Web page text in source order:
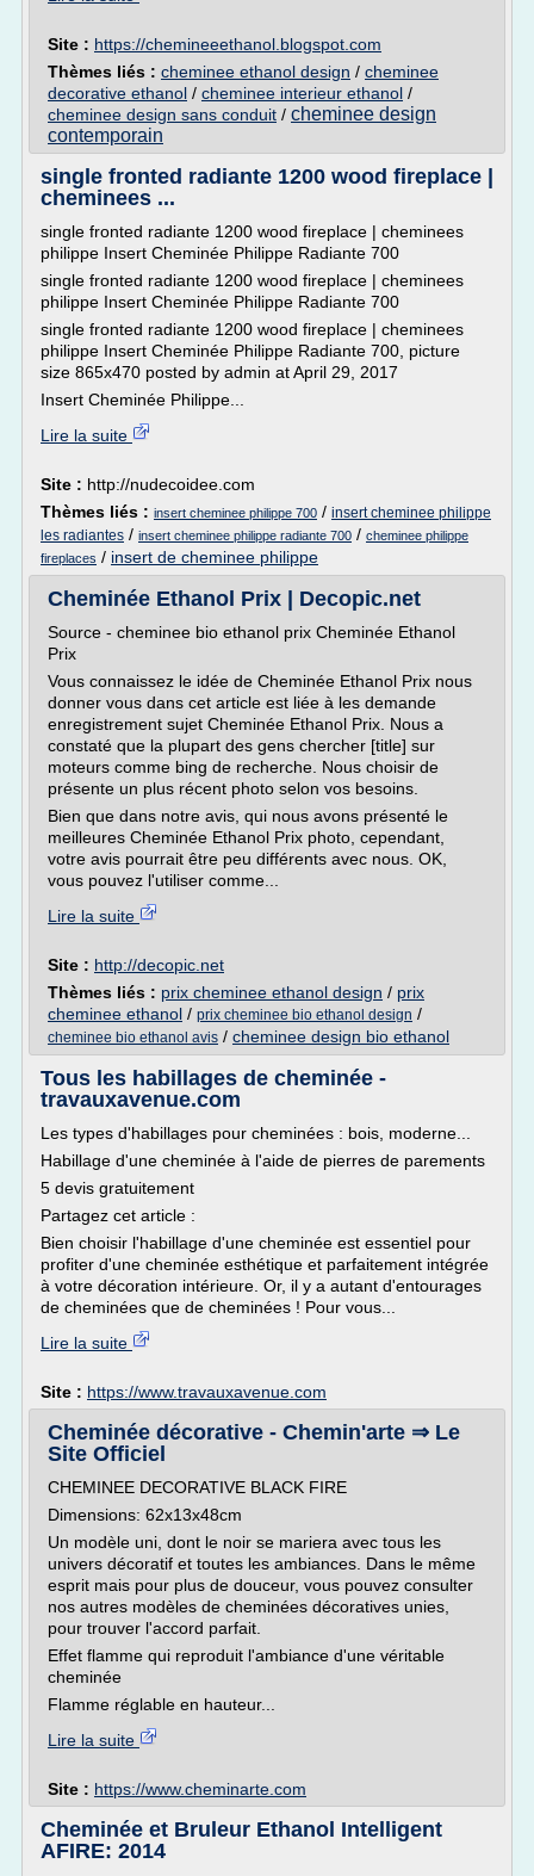
Site : https://chemineeethanol.blogspot.com
Thèmes liés : cheminee ethanol design / cheminee
decorative ethanol / cheminee interieur ethanol /
cheminee design sans conduit / cheminee design
contemporain
single fronted radiante 1200 wood fireplace |
cheminees ...
single fronted radiante 1200 wood fireplace | cheminees
philippe Insert Cheminée Philippe Radiante 700
single fronted radiante 1200 wood fireplace | cheminees
philippe Insert Cheminée Philippe Radiante 700
single fronted radiante 1200 wood fireplace | cheminees
philippe Insert Cheminée Philippe Radiante 700, picture
size 865x470 posted by admin at April 29, 2017
Insert Cheminée Philippe...
Lire la suite
Site : http://nudecoidee.com
Thèmes liés : insert cheminee philippe 700 / insert cheminee philippe
les radiantes / insert cheminee philippe radiante 700 / cheminee philippe
fireplaces / insert de cheminee philippe
Cheminée Ethanol Prix | Decopic.net
Source - cheminee bio ethanol prix Cheminée Ethanol
Prix
Vous connaissez le idée de Cheminée Ethanol Prix nous
donner vous dans cet article est liée à les demande
enregistrement sujet Cheminée Ethanol Prix. Nous a
constaté que la plupart des gens chercher [title] sur
moteurs comme bing de recherche. Nous choisir de
présente un plus récent photo selon vos besoins.
Bien que dans notre avis, qui nous avons présenté le
meilleures Cheminée Ethanol Prix photo, cependant,
votre avis pourrait être peu différents avec nous. OK,
vous pouvez l'utiliser comme...
Lire la suite
Site : http://decopic.net
Thèmes liés : prix cheminee ethanol design / prix
cheminee ethanol / prix cheminee bio ethanol design /
cheminee bio ethanol avis / cheminee design bio ethanol
Tous les habillages de cheminée -
travauxavenue.com
Les types d'habillages pour cheminées : bois, moderne...
Habillage d'une cheminée à l'aide de pierres de parements
5 devis gratuitement
Partagez cet article :
Bien choisir l'habillage d'une cheminée est essentiel pour
profiter d'une cheminée esthétique et parfaitement intégrée
à votre décoration intérieure. Or, il y a autant d'entourages
de cheminées que de cheminées ! Pour vous...
Lire la suite
Site : https://www.travauxavenue.com
Cheminée décorative - Chemin'arte ⇒ Le
Site Officiel
CHEMINEE DECORATIVE BLACK FIRE
Dimensions: 62x13x48cm
Un modèle uni, dont le noir se mariera avec tous les
univers décoratif et toutes les ambiances. Dans le même
esprit mais pour plus de douceur, vous pouvez consulter
nos autres modèles de cheminées décoratives unies,
pour trouver l'accord parfait.
Effet flamme qui reproduit l'ambiance d'une véritable
cheminée
Flamme réglable en hauteur...
Lire la suite
Site : https://www.cheminarte.com
Cheminée et Bruleur Ethanol Intelligent
AFIRE: 2014